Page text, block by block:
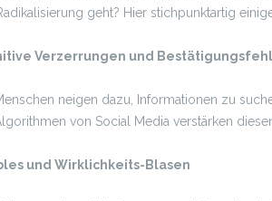
geht? Hier stichpunktartig
Verzerrungen und
neigen dazu, Informationen zu
von Social Media verstärken
und Wirklichkeits-Blasen